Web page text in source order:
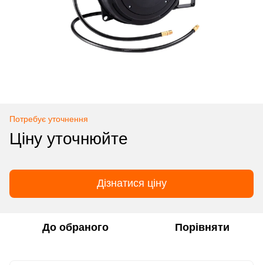
Потребує уточнення
Ціну уточнюйте
Дізнатися ціну
До обраного Порівняти